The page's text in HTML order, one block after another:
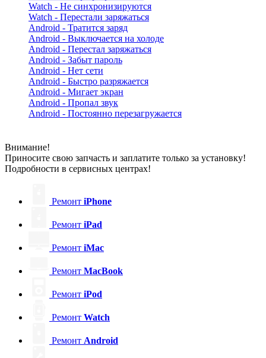
Watch - Не синхронизируются
Watch - Перестали заряжаться
Android - Тратится заряд
Android - Выключается на холоде
Android - Перестал заряжаться
Android - Забыт пароль
Android - Нет сети
Android - Быстро разряжается
Android - Мигает экран
Android - Пропал звук
Android - Постоянно перезагружается
Внимание!
Приносите свою запчасть и заплатите только за установку!
Подробности в сервисных центрах!
Ремонт iPhone
Ремонт iPad
Ремонт iMac
Ремонт MacBook
Ремонт iPod
Ремонт Watch
Ремонт Android